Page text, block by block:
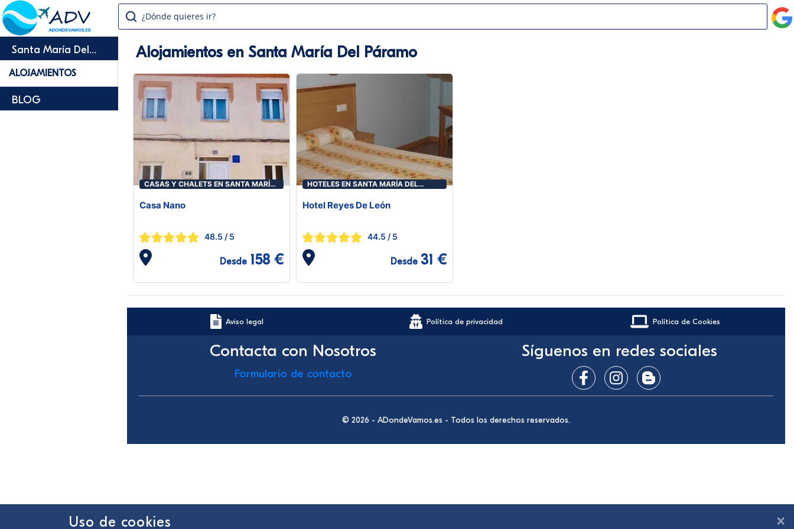
¿Dónde quieres ir?
Santa María Del
ALOJAMIENTOS
BLOG
Alojamientos en Santa María Del Páramo
CASAS Y CHALETS EN SANTA MARÍA
Casa Nano
48.5 / 5
Desde 158 €
HOTELES EN SANTA MARÍA DEL
Hotel Reyes De León
44.5 / 5
Desde 31 €
Aviso legal Política de privacidad Política de Cookies
Contacta con Nosotros
Formulario de contacto
Síguenos en redes sociales
© 2026 - ADondeVamos.es - Todos los derechos reservados.
×
Uso de cookies